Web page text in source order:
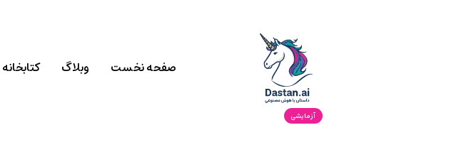
آزمایشی
صفحه نخست وبلاگ کتابخانه